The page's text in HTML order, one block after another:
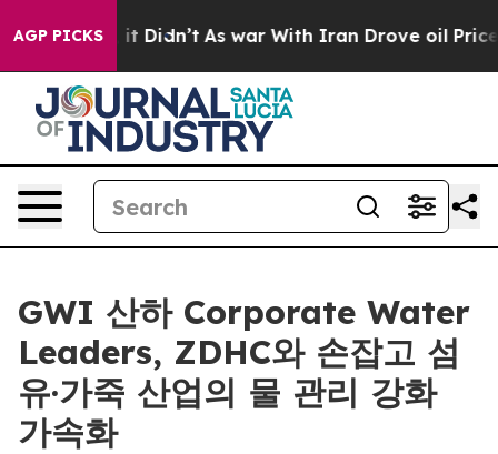
AGP PICKS
Well, it Didn’t As war With Iran Drove oil Prices
GWI 산하 Corporate Water
Leaders, ZDHC와 손잡고 섬
유·가죽 산업의 물 관리 강화
가속화